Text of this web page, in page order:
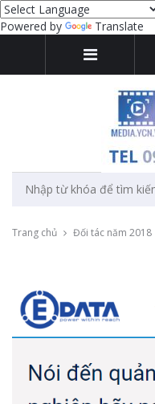
Powered by Translate
Trang chủ Đối tác năm 2018